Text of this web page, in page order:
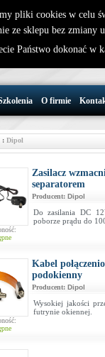
32 721 86
O firmie
: Dipol
Zasilacz
separatorem
Producent: Dipol
Do zasilania DC
poborze prądu do
Kabel
podokienny
Producent: Dipol
Wysokiej jakości
futrynie okiennej.
pliki cookies w celu
ze sklepu bez zmiany
Państwo dokonać w